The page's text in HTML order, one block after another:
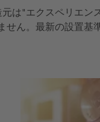
は"エクスペリエ
せん。最新の設置